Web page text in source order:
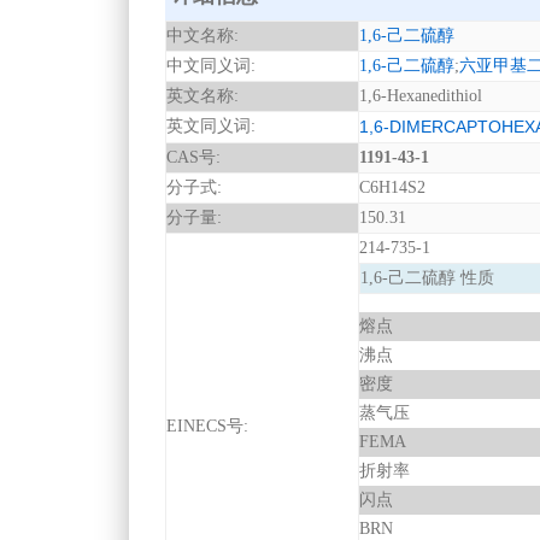
中文名称:
1,6-己二硫醇
中文同义词:
1,6-己二硫醇;六亚甲基
英文名称:
1,6-Hexanedithiol
英文同义词:
1,6-
CAS号:
1191-43-1
分子式:
C6H14S2
分子量:
150.31
EINECS号:
214-735-1
1,6-己二硫醇 性质
熔点
沸点
密度
蒸气压
FEMA
折射率
闪点
BRN